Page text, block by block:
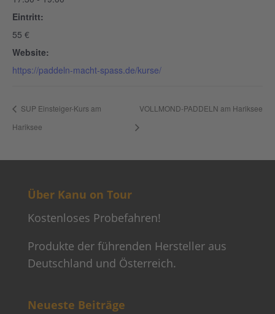
Eintritt:
55 €
Website:
https://paddeln-macht-spass.de/kurse/
SUP Einsteiger-Kurs am
Hariksee
VOLLMOND-PADDELN am Hariksee
Über Kanu on Tour
Kostenloses Probefahren!
Produkte der führenden Hersteller aus
Deutschland und Österreich.
Neueste Beiträge